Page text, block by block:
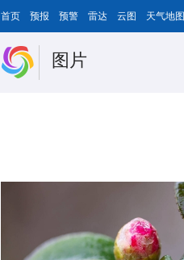
首页 预报 预警 雷达 云图 天气地图
图片